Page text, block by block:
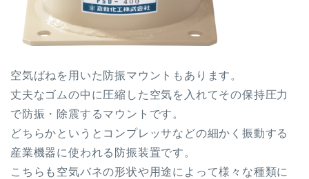
空気ばねを用いた防振マウントもあります。
丈夫なゴムの中に圧縮した空気を入れてその保持圧力
で防振・除震するマウントです。
どちらかというとコンプレッサなどの細かく振動する
産業機器に使われる防振装置です。
こちらも空気バネの形状や用途によって様々な種類に